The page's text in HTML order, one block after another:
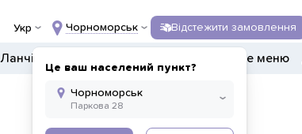
Укр Чорноморськ
Це ваш населений пункт?
Відстежити замовлення
Ланчі Дитяче меню